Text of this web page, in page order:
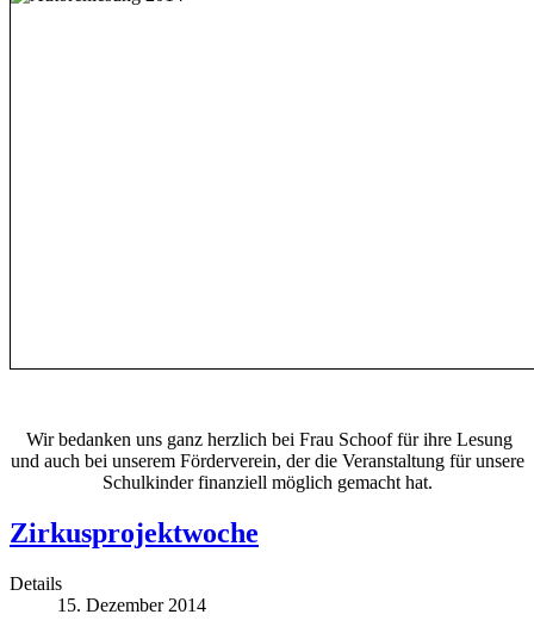
Wir bedanken uns ganz herzlich bei Frau Schoof für ihre Lesung
und auch bei unserem Förderverein, der die Veranstaltung für unsere
Schulkinder finanziell möglich gemacht hat.
Zirkusprojektwoche
Details
15. Dezember 2014